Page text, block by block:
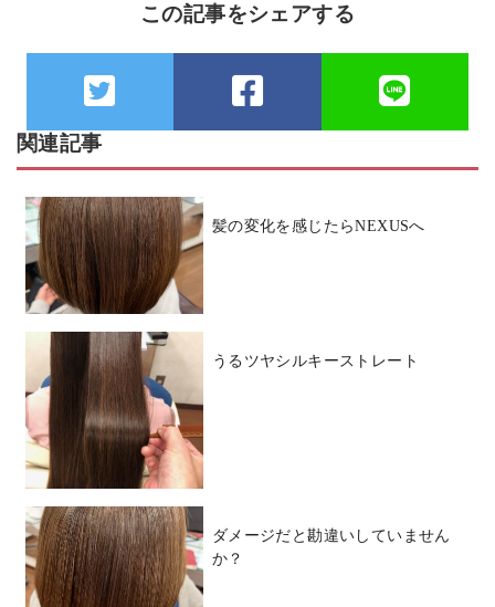
この記事をシェアする
関連記事
髪の変化を感じたらNEXUSへ
うるツヤシルキーストレート
ダメージだと勘違いしていません
か？